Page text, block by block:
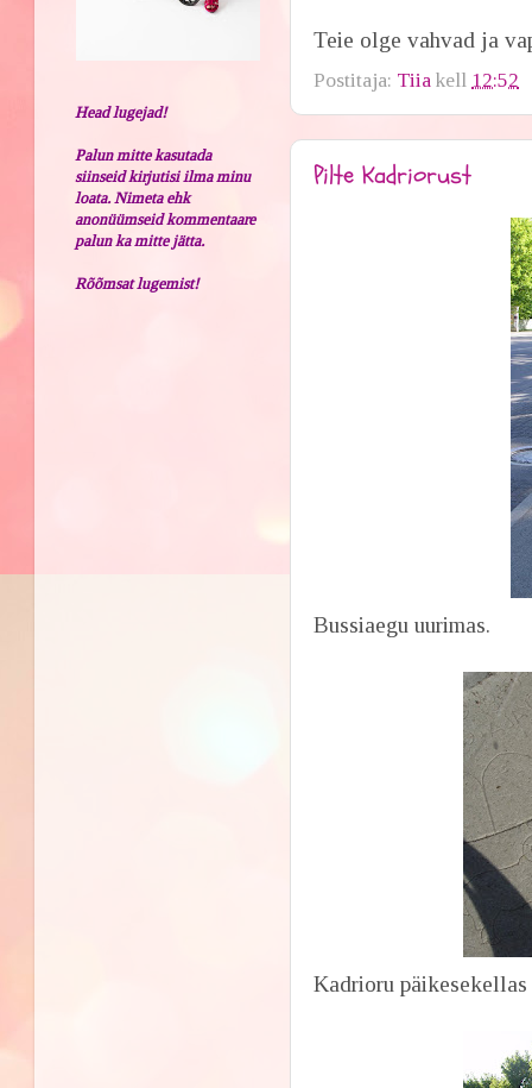
Teie olge vahvad ja
Postitaja: Tiia kell 12:52
Pilte Kadriorust
Bussiaegu uurimas.
Kadrioru
Head lugejad!
Palun mitte kasutada
siinseid kirjutisi ilma minu
loata. Nimeta ehk
anonüümseid kommentaare
palun ka mitte jätta.
Rõõmsat lugemist!